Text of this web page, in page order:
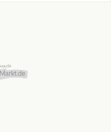
sowie Ausstiegswarner